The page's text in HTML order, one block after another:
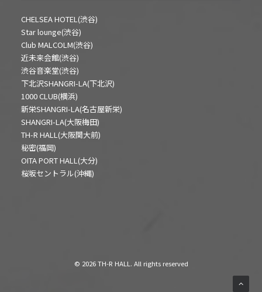
CHELSEA HOTEL(渋谷)
Star lounge(渋谷)
Club MALCOLM(渋谷)
近未来会館(渋谷)
渋谷音楽堂(渋谷)
下北沢SHANGRI-LA(下北沢)
1000 CLUB(横浜)
新栄SHANGRI-LA(名古屋新栄)
SHANGRI-LA(大阪梅田)
TH-R HALL(大阪関大前)
秘密(福岡)
OITA PORT HALL(大分)
桜坂セントラル(沖縄)
© 2026 TH-R HALL. All rights reserved